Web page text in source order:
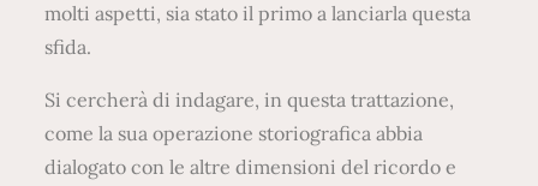
molti aspetti, sia stato il primo a lanciarla questa
sfida.
Si cercherà di indagare, in questa trattazione,
come la sua operazione storiografica abbia
dialogato con le altre dimensioni del ricordo e